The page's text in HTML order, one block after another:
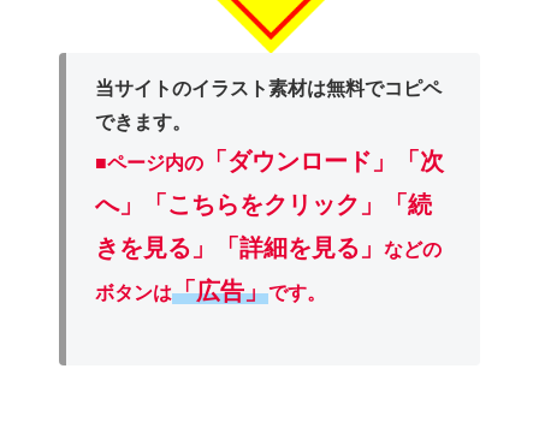
当サイトのイラスト素材は無料でコピペ
できます。
■ページ内の
「ダウンロード」
「次
へ」「こちらをクリック」「続
きを見る」「詳細を見る」などの
ボタンは「広告」です。